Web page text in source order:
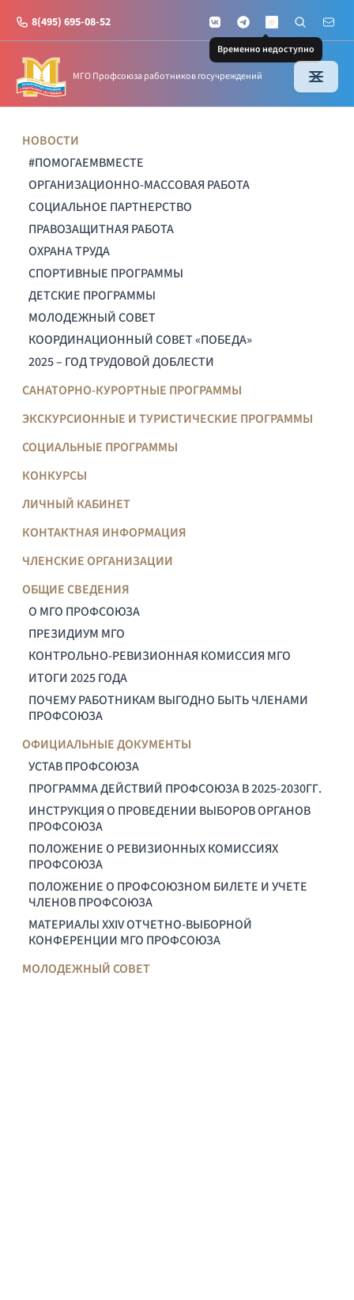
8(495) 695-08-52 VKontakteTelegramMAX
Временно недоступно
Поиск по
Почта
МГО Профсоюза работников госучреждений
НОВОСТИ
#ПОМОГАЕМВМЕСТЕ
ОРГАНИЗАЦИОННО-МАССОВАЯ РАБОТА
СОЦИАЛЬНОЕ ПАРТНЕРСТВО
ПРАВОЗАЩИТНАЯ РАБОТА
ОХРАНА ТРУДА
СПОРТИВНЫЕ ПРОГРАММЫ
ДЕТСКИЕ ПРОГРАММЫ
МОЛОДЕЖНЫЙ СОВЕТ
КООРДИНАЦИОННЫЙ СОВЕТ «ПОБЕДА»
2025 – ГОД ТРУДОВОЙ ДОБЛЕСТИ
САНАТОРНО-КУРОРТНЫЕ ПРОГРАММЫ
ЭКСКУРСИОННЫЕ И ТУРИСТИЧЕСКИЕ ПРОГРАММЫ
СОЦИАЛЬНЫЕ ПРОГРАММЫ
КОНКУРСЫ
ЛИЧНЫЙ КАБИНЕТ
КОНТАКТНАЯ ИНФОРМАЦИЯ
ЧЛЕНСКИЕ ОРГАНИЗАЦИИ
ОБЩИЕ СВЕДЕНИЯ
О МГО ПРОФСОЮЗА
ПРЕЗИДИУМ МГО
КОНТРОЛЬНО-РЕВИЗИОННАЯ КОМИССИЯ МГО
ИТОГИ 2025 ГОДА
ПОЧЕМУ РАБОТНИКАМ ВЫГОДНО БЫТЬ ЧЛЕНАМИ
ПРОФСОЮЗА
ОФИЦИАЛЬНЫЕ ДОКУМЕНТЫ
УСТАВ ПРОФСОЮЗА
ПРОГРАММА ДЕЙСТВИЙ ПРОФСОЮЗА В 2025-2030ГГ.
ИНСТРУКЦИЯ О ПРОВЕДЕНИИ ВЫБОРОВ ОРГАНОВ
ПРОФСОЮЗА
ПОЛОЖЕНИЕ О РЕВИЗИОННЫХ КОМИССИЯХ
ПРОФСОЮЗА
ПОЛОЖЕНИЕ О ПРОФСОЮЗНОМ БИЛЕТЕ И УЧЕТЕ
ЧЛЕНОВ ПРОФСОЮЗА
МАТЕРИАЛЫ XXIV ОТЧЕТНО-ВЫБОРНОЙ
КОНФЕРЕНЦИИ МГО ПРОФСОЮЗА
МОЛОДЕЖНЫЙ СОВЕТ